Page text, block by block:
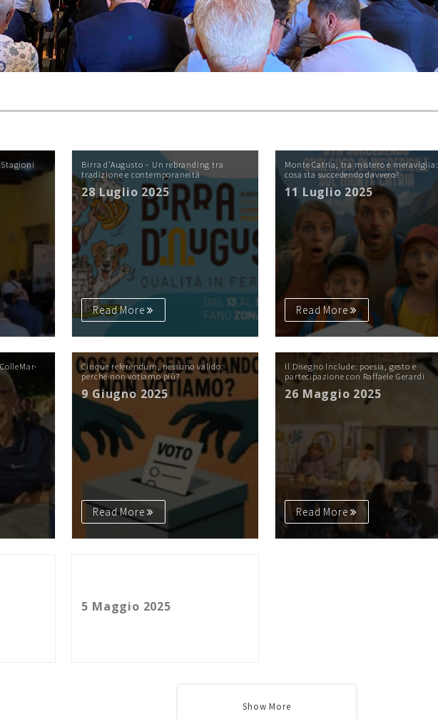
Birra d’Augusto – Un rebranding tra
tradizione e contemporaneità
28 Luglio 2025
Read More
Monte Catria, tra mistero e meraviglia:
cosa sta succedendo davvero?
11 Luglio 2025
Read More
Cinque referendum, nessuno valido:
perché non votiamo più?
9 Giugno 2025
Read More
Il Disegno Include: poesia, gesto e
partecipazione con Raffaele Gerardi
26 Maggio 2025
Read More
5 Maggio 2025
Show More